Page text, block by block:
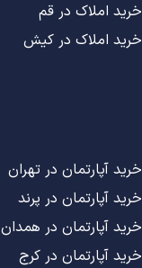
خرید املاک در قم
خرید املاک در کیش
خرید آپارتمان در تهران
خرید آپارتمان در پرند
خرید آپارتمان در همدان
خرید آپارتمان در کرج